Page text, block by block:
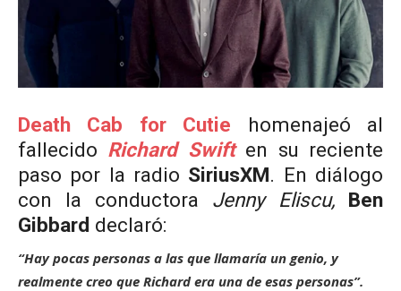
Death Cab for Cutie homenajeó al
fallecido Richard Swiften su reciente
paso por la radio SiriusXM. En diálogo
con la conductora Jenny Eliscu,
Ben
Gibbard declaró:
“Hay pocas personas a las que llamaría un genio, y
realmente creo que Richard era una de esas personas”.